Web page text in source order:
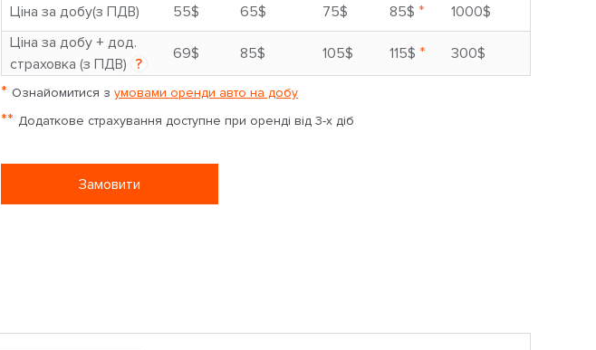
Ціна за добу(з ПДВ) 55$ 65$ 75$ 85$ *
1000$
Ціна за добу + дод.
страховка (з ПДВ) ?
69$ 85$ 105$ 115$ * 300$
* Ознайомитися з умовами оренди авто на добу
** Додаткове страхування доступне при оренді від 3-х діб
Замовити